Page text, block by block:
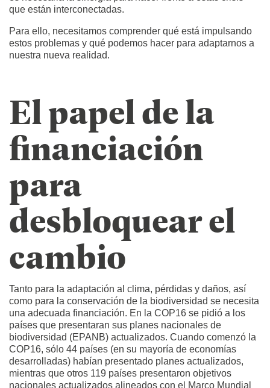
que están interconectadas.
Para ello, necesitamos comprender qué está impulsando
estos problemas y qué podemos hacer para adaptarnos a
nuestra nueva realidad.
El papel de la
financiación
para
desbloquear el
cambio
Tanto para la adaptación al clima, pérdidas y daños, así
como para la conservación de la biodiversidad se necesita
una adecuada financiación. En la COP16 se pidió a los
países que presentaran sus planes nacionales de
biodiversidad (EPANB) actualizados. Cuando comenzó la
COP16, sólo 44 países (en su mayoría de economías
desarrolladas) habían presentado planes actualizados,
mientras que otros 119 países presentaron objetivos
nacionales actualizados alineados con el Marco Mundial